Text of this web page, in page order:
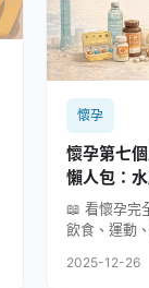
懷孕
懷孕第七
懶人包：
疫苗必打
📖 看懷孕完
飲食、運動
2025-12-26